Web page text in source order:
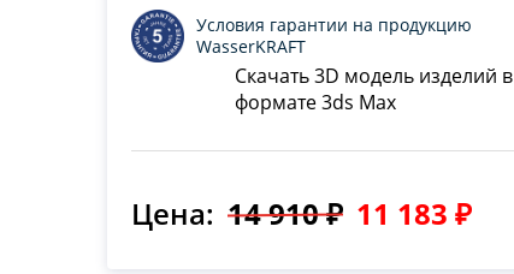
Скачать 3D модель изделий в
формате 3ds Max
Условия гарантии на продукцию
WasserKRAFT
Цена: 14 910 ₽ 11 183 ₽